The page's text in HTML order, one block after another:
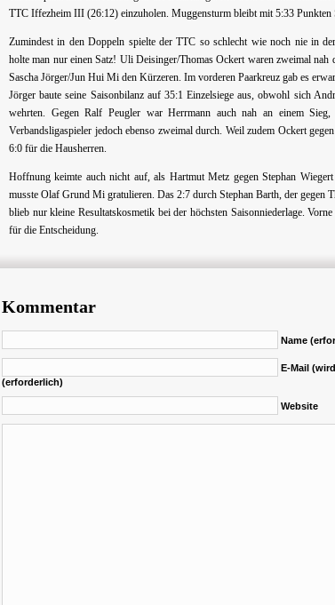
TTC Iffezheim III (26:12) einzuholen. Muggensturm bleibt mit 5:33 Punkten
Zumindest in den Doppeln spielte der TTC so schlecht wie noch nie in
holte man nur einen Satz! Uli Deisinger/Thomas Ockert waren zweimal nah
Sascha Jörger/Jun Hui Mi den Kürzeren. Im vorderen Paarkreuz gab es
Jörger baute seine Saisonbilanz auf 35:1 Einzelsiege aus, obwohl sich
wehrten. Gegen Ralf Peugler war Herrmann auch nah an einem Sieg,
Verbandsligaspieler jedoch ebenso zweimal durch. Weil zudem Ockert
6:0 für die Hausherren.
Hoffnung keimte auch nicht auf, als Hartmut Metz gegen Stephan
musste Olaf Grund Mi gratulieren. Das 2:7 durch Stephan Barth, der gegen
blieb nur kleine Resultatskosmetik bei der höchsten Saisonniederlage.
für die Entscheidung.
Kommentar
Name
E-Mail
(erforderlich)
Website